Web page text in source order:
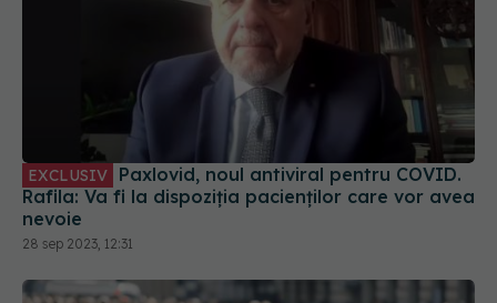
EXCLUSIV
Rafila: Va fi la dispoziția pacienților care vor avea
nevoie
28 sep 2023, 12:31